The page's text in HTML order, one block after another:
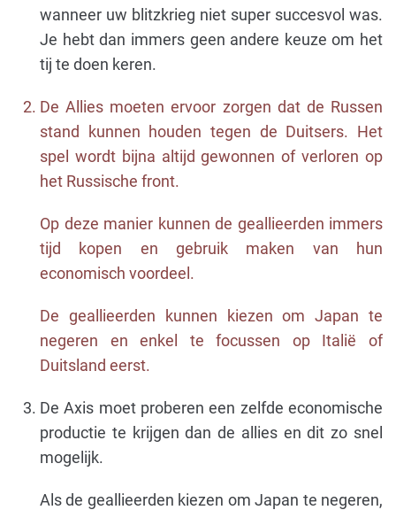
wanneer uw blitzkrieg niet super succesvol was.
Je hebt dan immers geen andere keuze om het
tij te doen keren.
De Allies moeten ervoor zorgen dat de Russen
stand kunnen houden tegen de Duitsers. Het
spel wordt bijna altijd gewonnen of verloren op
het Russische front.
Op deze manier kunnen de geallieerden immers
tijd kopen en gebruik maken van hun
economisch voordeel.
De geallieerden kunnen kiezen om Japan te
negeren en enkel te focussen op Italië of
Duitsland eerst.
De Axis moet proberen een zelfde economische
productie te krijgen dan de allies en dit zo snel
mogelijk.
Als de geallieerden kiezen om Japan te negeren,